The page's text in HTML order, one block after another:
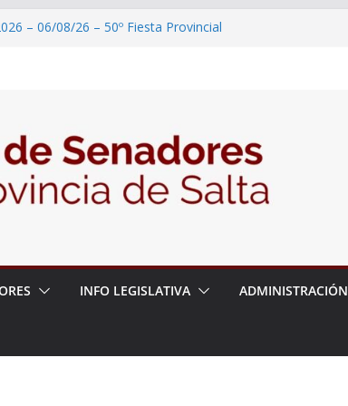
– 06/08/26 – 50º Fiesta Provincial
del Dr. Víctor Alfredo Frías
– 06/08/26 – 82° Edición de la Expo
– 06/08/26 – “Historia y memoria
del pueblo Kolla en el municipio de
INFO LEGISLATIVA ADMINISTRACIÓN